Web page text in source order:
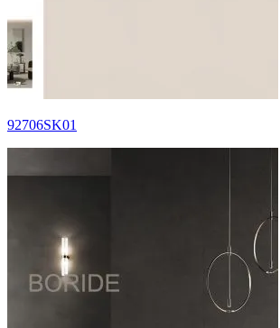
92706SK01